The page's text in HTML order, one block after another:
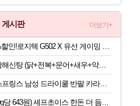
게시판 더보기+
용왕해신탕 (닭+전복+문어+새우+약재) 3~4인분
팜스프링스 남성 드라이쿨 반팔 카라티셔츠 7종 택1